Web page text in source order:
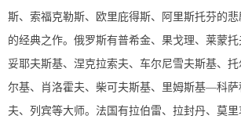
斯、索福克勒斯、欧里庇得斯、阿里斯托芬的
的经典之作。俄罗斯有普希金、果戈理、莱蒙
妥耶夫斯基、涅克拉索夫、车尔尼雪夫斯基、
尔基、肖洛霍夫、柴可夫斯基、里姆斯基—科
夫、列宾等大师。法国有拉伯雷、拉封丹、莫